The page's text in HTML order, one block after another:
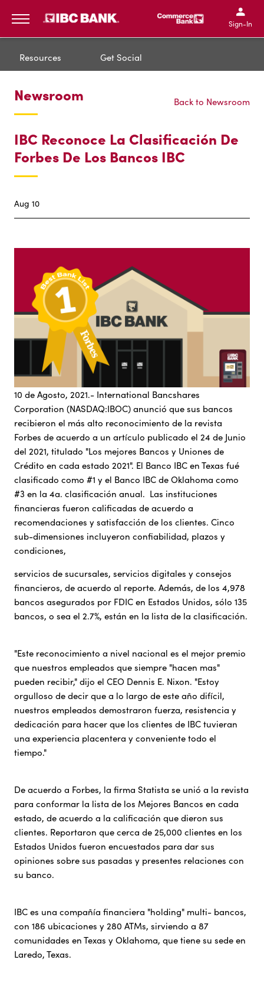
IBC Bank,1200 San
IBC Bank,1200 San
IBC
IBC
Sign-In
Resources Get Social
Newsroom Back to Newsroom
IBC Reconoce La Clasificación De
Forbes De Los Bancos IBC
Aug 10
10 de Agosto, 2021.- International Bancshares
Corporation (NASDAQ:IBOC) anunció que sus bancos
recibieron el más alto reconocimiento de la revista
Forbes de acuerdo a un artículo publicado el 24 de Junio
del 2021, titulado "Los mejores Bancos y Uniones de
Crédito en cada estado 2021". El Banco IBC en Texas fué
clasificado como #1 y el Banco IBC de Oklahoma como
#3 en la 4a. clasificación anual. Las instituciones
financieras fueron calificadas de acuerdo a
recomendaciones y satisfacción de los clientes. Cinco
sub-dimensiones incluyeron confiabilidad, plazos y
condiciones,
servicios de sucursales, servicios digitales y consejos
financieros, de acuerdo al reporte. Además, de los 4,978
bancos asegurados por FDIC en Estados Unidos, sólo 135
bancos, o sea el 2.7%, están en la lista de la clasificación.
"Este reconocimiento a nivel nacional es el mejor premio
que nuestros empleados que siempre "hacen mas"
pueden recibir," dijo el CEO Dennis E. Nixon. "Estoy
orgulloso de decir que a lo largo de este año difícil,
nuestros empleados demostraron fuerza, resistencia y
dedicación para hacer que los clientes de IBC tuvieran
una experiencia placentera y conveniente todo el
tiempo."
De acuerdo a Forbes, la firma Statista se unió a la revista
para conformar la lista de los Mejores Bancos en cada
estado, de acuerdo a la calificación que dieron sus
clientes. Reportaron que cerca de 25,000 clientes en los
Estados Unidos fueron encuestados para dar sus
opiniones sobre sus pasadas y presentes relaciones con
su banco.
IBC es una compañía financiera "holding" multi- bancos,
con 186 ubicaciones y 280 ATMs, sirviendo a 87
comunidades en Texas y Oklahoma, que tiene su sede en
Laredo, Texas.